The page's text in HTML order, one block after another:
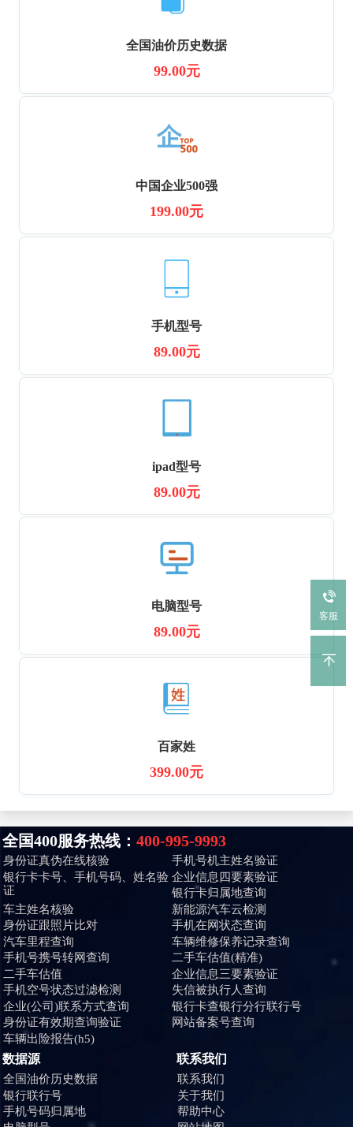
全国油价历史数据
99.00元
中国企业500强
199.00元
手机型号
89.00元
ipad型号
89.00元
电脑型号
89.00元
百家姓
399.00元
全国400服务热线： 400-995-9993
身份证真伪在线核验
手机号机主姓名验证
银行卡卡号、手机号码、姓名验
证
企业信息四要素验证
银行卡归属地查询
车主姓名核验
新能源汽车云检测
身份证跟照片比对
手机在网状态查询
汽车里程查询
车辆维修保养记录查询
手机号携号转网查询
二手车估值(精准)
二手车估值
企业信息三要素验证
手机空号状态过滤检测
失信被执行人查询
企业(公司)联系方式查询
银行卡查银行分行联行号
身份证有效期查询验证
网站备案号查询
车辆出险报告(h5)
数据源
全国油价历史数据
银行联行号
手机号码归属地
联系我们
联系我们
关于我们
帮助中心
客服